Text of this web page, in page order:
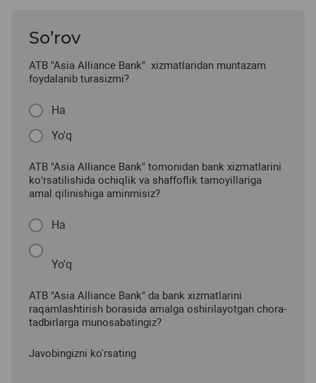
So’rov
ATB "Asia Alliance Bank" xizmatlaridan muntazam
foydalanib turasizmi?
Ha
Yo'q
ATB "Asia Alliance Bank" tomonidan bank xizmatlarini
ko‘rsatilishida ochiqlik va shaffoflik tamoyillariga
amal qilinishiga aminmisiz?
Ha
Yo'q
ATB "Asia Alliance Bank" da bank xizmatlarini
raqamlashtirish borasida amalga oshirilayotgan chora-
tadbirlarga munosabatingiz?
Javobingizni ko'rsating